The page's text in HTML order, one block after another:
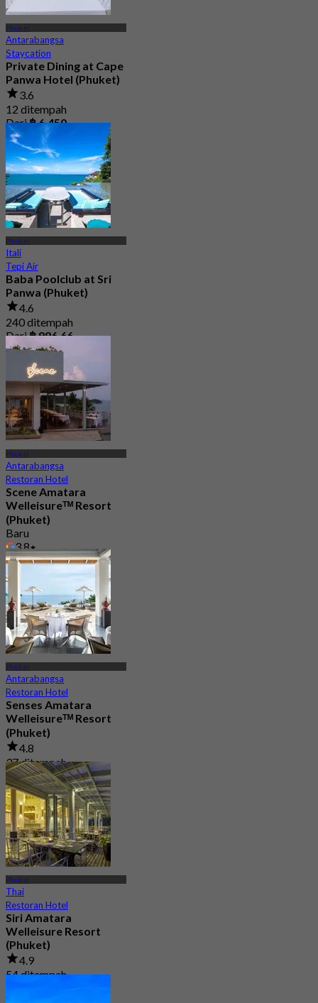
Phuket
Antarabangsa
Staycation
Private Dining at Cape
Panwa Hotel (Phuket)
3.6
12 ditempah
Dari฿ 6,450
Phuket
Itali
Tepi Air
Baba Poolclub at Sri
Panwa (Phuket)
4.6
240 ditempah
Dari฿ 996.66
Phuket
Antarabangsa
Restoran Hotel
Scene Amatara
Welleisureᵀᴹ Resort
(Phuket)
Baru
3.8
Dari฿ 725
Phuket
Antarabangsa
Restoran Hotel
Senses Amatara
Welleisureᵀᴹ Resort
(Phuket)
4.8
37 ditempah
Dari฿ 697.5
Phuket
Thai
Restoran Hotel
Siri Amatara
Welleisure Resort
(Phuket)
4.9
54 ditempah